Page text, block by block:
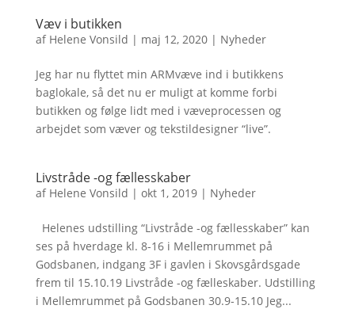
Væv i butikken
af Helene Vonsild | maj 12, 2020| Nyheder
Jeg har nu flyttet min ARMvæve ind i butikkens
baglokale, så det nu er muligt at komme forbi
butikken og følge lidt med i væveprocessen og
arbejdet som væver og tekstildesigner “live”.
Livstråde -og fællesskaber
af Helene Vonsild | okt 1, 2019| Nyheder
Helenes udstilling “Livstråde -og fællesskaber” kan
ses på hverdage kl. 8-16 i Mellemrummet på
Godsbanen, indgang 3F i gavlen i Skovsgårdsgade
frem til 15.10.19 Livstråde -og fælleskaber. Udstilling
i Mellemrummet på Godsbanen 30.9-15.10 Jeg...